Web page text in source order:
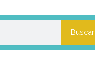
Buscar